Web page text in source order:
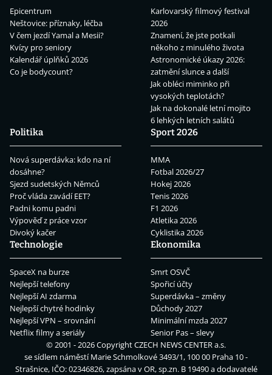
Epicentrum
Neštovice: příznaky, léčba
V čem jezdí Yamal a Mesii?
Kvízy pro seniory
Kalendář úplňků 2026
Co je bodycount?
Karlovarský filmový festival
2026
Znamení, že jste potkali
někoho z minulého života
Astronomické úkazy 2026:
zatmění slunce a další
Jak obléci miminko při
vysokých teplotách?
Jak na dokonalé letní mojito
6 lehkých letních salátů
Politika
Nová superdávka: kdo na ní
dosáhne?
Sjezd sudetských Němců
Proč vláda zavádí EET?
Padni komu padni
Výpověď z práce vzor
Divoký kačer
Sport 2026
MMA
Fotbal 2026/27
Hokej 2026
Tenis 2026
F1 2026
Atletika 2026
Cyklistika 2026
Technologie
SpaceX na burze
Nejlepší telefony
Nejlepší AI zdarma
Nejlepší chytré hodinky
Nejlepší VPN – srovnání
Netflix filmy a seriály
Ekonomika
Smrt OSVČ
Spořicí účty
Superdávka – změny
Důchody 2027
Minimální mzda 2027
Senior Pas – slevy
© 2001 - 2026 CopyrightCZECH NEWS CENTER a.s.
se sídlem náměstí Marie Schmolkové 3493/1, 100 00 Praha 10 -
Strašnice, IČO: 02346826, zapsána v OR, sp.zn. B 19490 a dodavatelé